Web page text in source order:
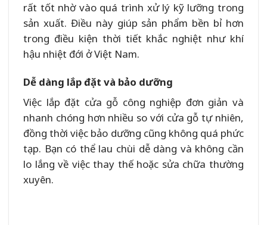
rất tốt nhờ vào quá trình xử lý kỹ lưỡng trong
sản xuất. Điều này giúp sản phẩm bền bỉ hơn
trong điều kiện thời tiết khắc nghiệt như khí
hậu nhiệt đới ở Việt Nam.
Dễ dàng lắp đặt và bảo dưỡng
Việc lắp đặt cửa gỗ công nghiệp đơn giản và
nhanh chóng hơn nhiều so với cửa gỗ tự nhiên,
đồng thời việc bảo dưỡng cũng không quá phức
tạp. Bạn có thể lau chùi dễ dàng và không cần
lo lắng về việc thay thế hoặc sửa chữa thường
xuyên.